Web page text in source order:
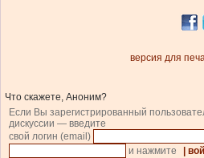
версия для
Что скажете, Аноним?
Если Вы зарегистрированный
дискуссии — введите
свой логин (email)
и нажмите
|